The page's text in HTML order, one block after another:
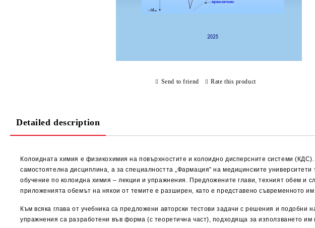
Send to friend Rate this product
Detailed description
Колоидната химия е физикохимия на повърхностите и колоидно дисперсните системи
самостоятелна дисциплина, а за специалността „Фармация” на медицинските
обучение по колоидна химия – лекции и упражнения. Предложените глави, техният обем и
приложенията обемът на някои от темите е разширен, като е представено съвременното
Към всяка глава от учебника са предложени авторски тестови задачи с решения и
упражнения са разработени във форма (с теоретична част), подходяща за използването им